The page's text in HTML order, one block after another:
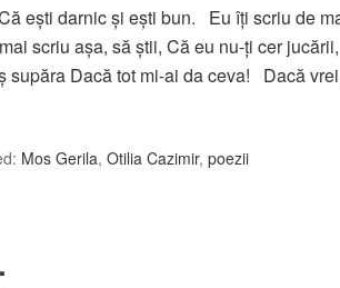
eşti darnic şi eşti bun. Eu îţi scriu de
scriu aşa, să ştii, Că eu nu-ţi cer jucării,
supăra Dacă tot mi-ai da ceva! Dacă
Mos Gerila, Otilia Cazimir, poezii